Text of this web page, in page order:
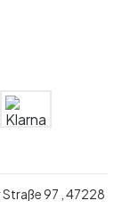
97 , 47228